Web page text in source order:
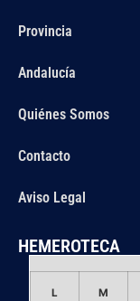
Provincia
Andalucía
Quiénes Somos
Contacto
Aviso Legal
HEMEROTECA
L M